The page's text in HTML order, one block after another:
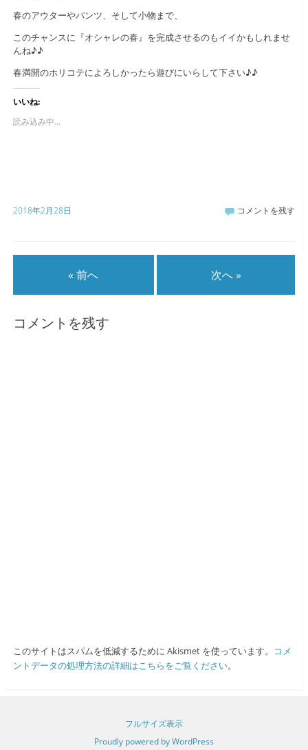
春のアウターやパンツ、そして小物まで、
このチャンスに『オシャレの春』を完成させるのもイイかもしれませ
んね♪♪
春満開のホリコテによろしかったら遊びにいらして下さい♪♪
いいね:
読み込み中...
2018年2月28日 コメントを残す
« 前へ 次へ »
コメントを残す
このサイトはスパムを低減するために Akismet を使っています。
コメ
ントデータの処理方法の詳細はこちらをご覧ください。
フルサイズ表示
Proudly powered by WordPress